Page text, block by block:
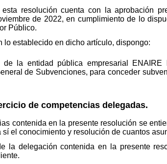
resolución cuenta con la aprobación
de 2022, en cumplimiento de lo
Público.
lo establecido en dicho artículo, dispongo:
de la entidad pública empresarial
de Subvenciones, para conceder
de competencias delegadas.
contenida en la presente resolución se
el conocimiento y resolución de cuantos
delegación contenida en la presente